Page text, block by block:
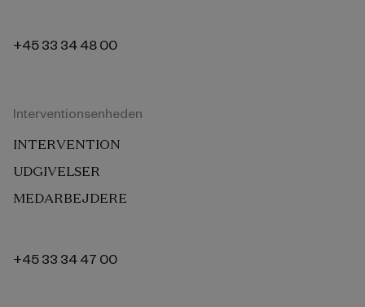
+45 33 34 48 00
Interventionsenheden
INTERVENTION
UDGIVELSER
MEDARBEJDERE
+45 33 34 47 00